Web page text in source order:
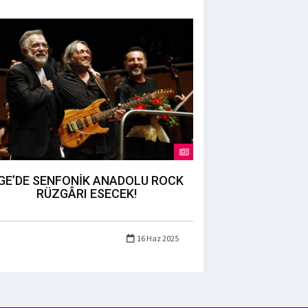
SENFONİK ANADOLU ROCK
RÜZGÂRI ESECEK!
16 Haz 2025